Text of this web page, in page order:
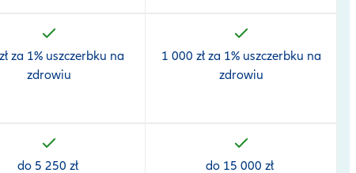
za 1% uszczerbku na
zdrowiu
1 000 zł za 1% uszczerbku na
zdrowiu
do 5 250 zł do 15 000 zł